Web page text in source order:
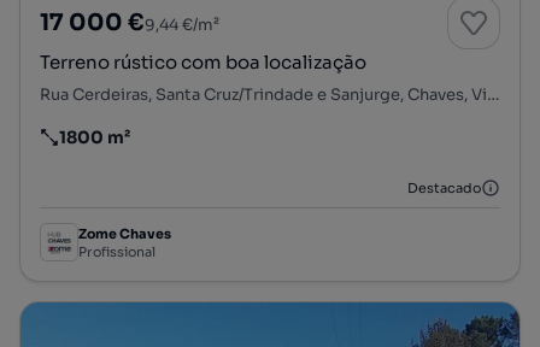
17 000 €9,44 €/m²
Terreno rústico com boa localização
Rua Cerdeiras, Santa Cruz/Trindade e Sanjurge, Chaves, Vila Real
Preço por metro quadrado
1800 m²
Destacado
Zome Chaves
Profissional